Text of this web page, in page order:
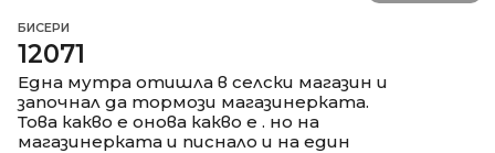
БИСЕРИ
12071
Една мутра отишла в селски магазин и
започнал да тормози магазинерката.
Това какво е онова какво е . но на
магазинерката и писнало и на един